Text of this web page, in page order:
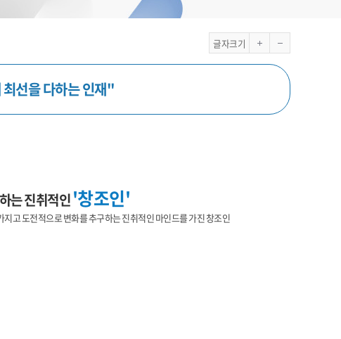
글자크기
선을 다하는 인재"
는 진취적인'창조인'
고 도전적으로 변화를 추구하는 진취적인 마인드를 가진 창조인